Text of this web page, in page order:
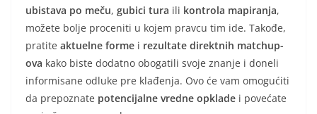
ubistava po meču, gubici tura ili kontrola mapiranja,
možete bolje proceniti u kojem pravcu tim ide. Takođe,
pratite aktuelne forme i rezultate direktnih matchup-
ova kako biste dodatno obogatili svoje znanje i doneli
informisane odluke pre klađenja. Ovo će vam omogućiti
da prepoznate potencijalne vredne opklade i povećate